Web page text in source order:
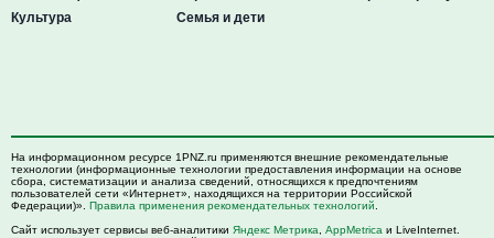
Культура
Семья и дети
На информационном ресурсе 1PNZ.ru применяются внешние рекомендательные
технологии (информационные технологии предоставления информации на основе
сбора, систематизации и анализа сведений, относящихся к предпочтениям
пользователей сети «Интернет», находящихся на территории Российской
Федерации)». Правила применения рекомендательных технологий
Сайт использует сервисы веб-аналитики Яндекс Метрика AppMetrica и LiveInternet.